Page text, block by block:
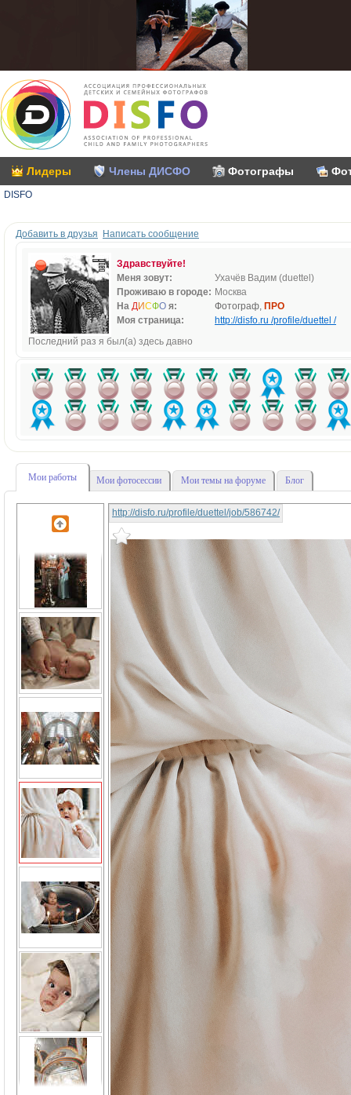
Лидеры Члены ДИСФО Фотографы
DISFO
Добавить в друзья Написать сообщение
Здравствуйте!
Меня зовут:
Ухачёв Вадим (duettel)
Проживаю в городе: Москва
На ДИСФО я: Фотограф, ПРО
Моя страница:
http://disfo.ru /profile/duettel /
Последний раз я был(а) здесь давно
Мои работы Мои фотосессии Мои темы на форуме Блог
http://disfo.ru/profile/duettel/job/586742/